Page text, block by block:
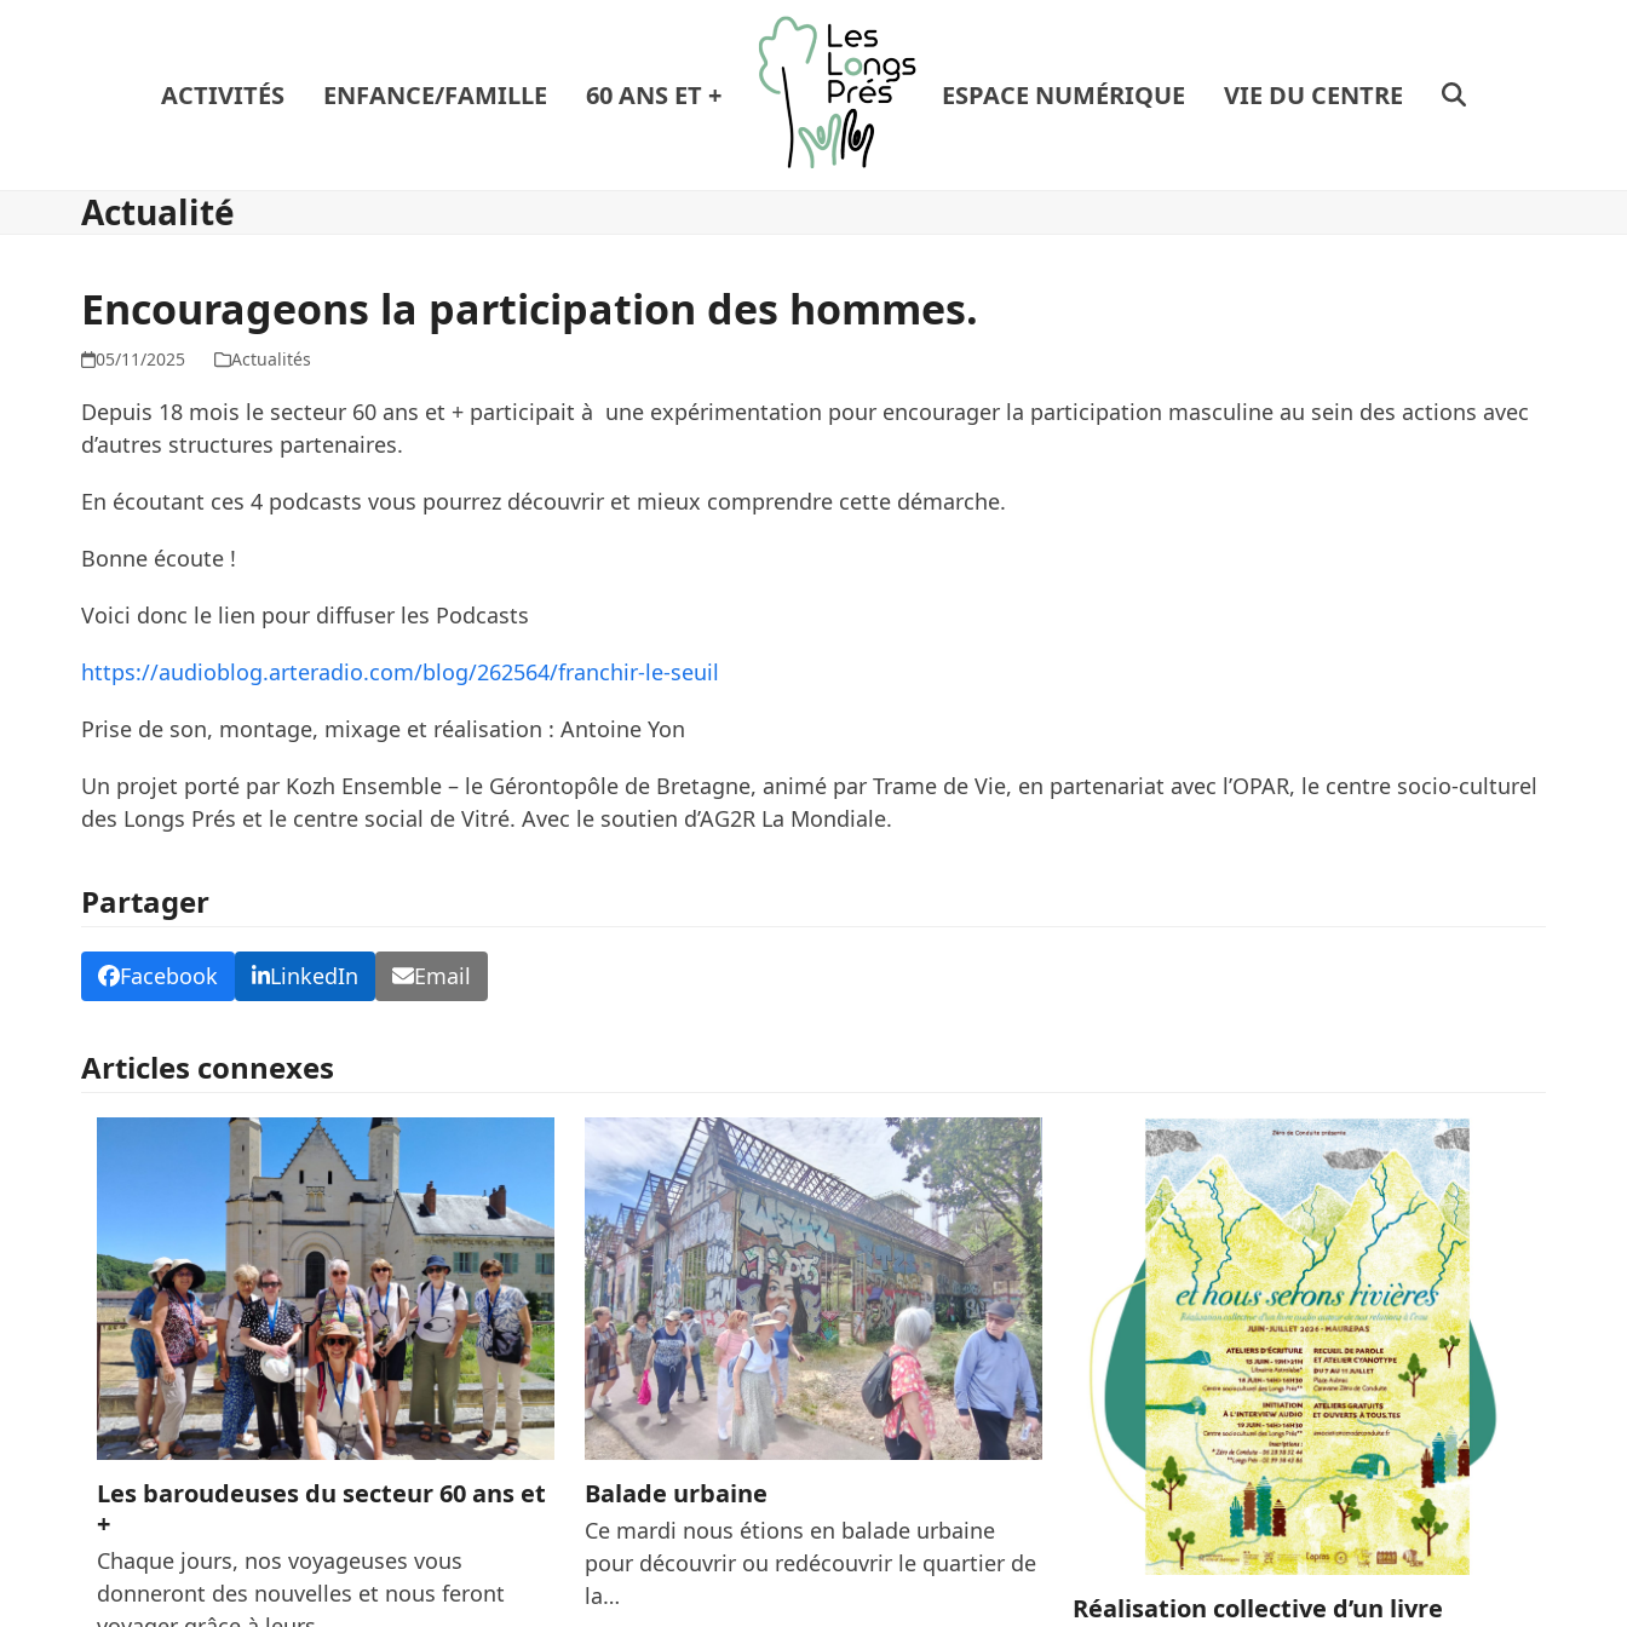
ACTIVITÉS ENFANCE/FAMILLE 60 ANS ET + ESPACE NUMÉRIQUE VIE DU CENTRE
Actualité
Encourageons la participation des hommes.
05/11/2025 Actualités
Depuis 18 mois le secteur 60 ans et + participait à une expérimentation pour encourager la participation masculine au sein des actions avec
d’autres structures partenaires.
En écoutant ces 4 podcasts vous pourrez découvrir et mieux comprendre cette démarche.
Bonne écoute !
Voici donc le lien pour diffuser les Podcasts
https://audioblog.arteradio.com/blog/262564/franchir-le-seuil
Prise de son, montage, mixage et réalisation : Antoine Yon
Un projet porté par Kozh Ensemble – le Gérontopôle de Bretagne, animé par Trame de Vie, en partenariat avec l’OPAR, le centre socio-culturel
des Longs Prés et le centre social de Vitré. Avec le soutien d’AG2R La Mondiale.
Partager
Facebook LinkedIn Email
Articles connexes
Les baroudeuses du secteur 60 ans et
+
Chaque jours, nos voyageuses vous
donneront des nouvelles et nous feront
Balade urbaine
Ce mardi nous étions en balade urbaine
pour découvrir ou redécouvrir le quartier de
la…
Réalisation collective d’un livre